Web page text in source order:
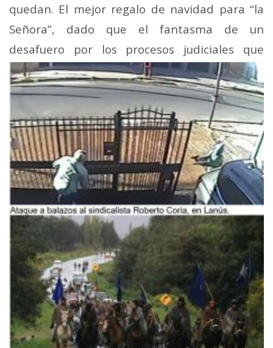
quedan. El mejor regalo de navidad para “la
Señora”, dado que el fantasma de un
desafuero por los procesos judiciales que